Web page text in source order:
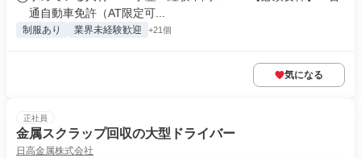
通自動車免許（AT限定可...
制服あり 業界未経験歓迎 +21個
気になる
正社員
金属スクラップ回収の大型ドライバー
日高金属株式会社